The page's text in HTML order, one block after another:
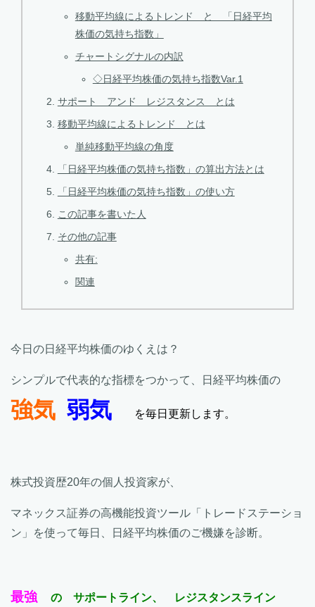
移動平均線によるトレンド と 「日経平均
株価の気持ち指数」
チャートシグナルの内訳
◇日経平均株価の気持ち指数Var.1
サポート アンド レジスタンス とは
移動平均線によるトレンド とは
単純移動平均線の角度
「日経平均株価の気持ち指数」の算出方法とは
「日経平均株価の気持ち指数」の使い方
この記事を書いた人
その他の記事
共有:
関連
今日の日経平均株価のゆくえは？
シンプルで代表的な指標をつかって、日経平均株価の
強気 弱気 を毎日更新します。
株式投資歴20年の個人投資家が、
マネックス証券の高機能投資ツール「トレードステーショ
ン」を使って毎日、日経平均株価のご機嫌を診断。
最強
の サポートライン、 レジスタンスライン